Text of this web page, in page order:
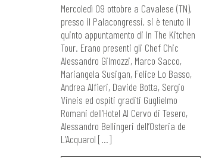
Mercoledì 09 ottobre a Cavalese (TN),
presso il Palacongressi, si è tenuto il
quinto appuntamento di In The Kitchen
Tour. Erano presenti gli Chef Chic
Alessandro Gilmozzi, Marco Sacco,
Mariangela Susigan, Felice Lo Basso,
Andrea Alfieri, Davide Botta, Sergio
Vineis ed ospiti graditi Guglielmo
Romani dell’Hotel Al Cervo di Tesero,
Alessandro Bellingeri dell’Osteria de
L’Acquarol […]